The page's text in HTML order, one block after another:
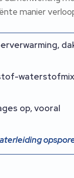
manier
op, vooral